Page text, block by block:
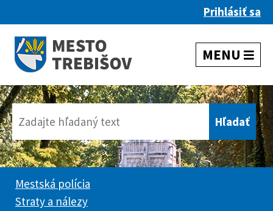
Prihlásiť sa
Mestská polícia
Straty a nálezy